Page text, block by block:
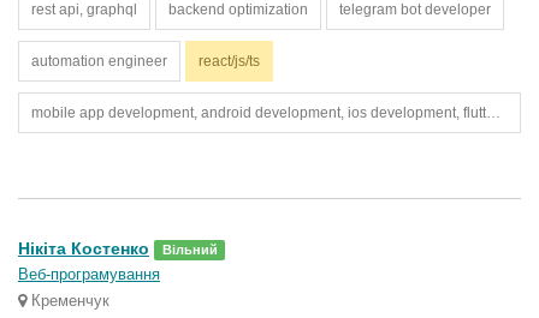
rest api, graphql backend optimization telegram bot developer
automation engineer react/js/ts
mobile app development, android development, ios development, flutter, react native, google maps api, map integration, geolocation, backend development, api integration, database development, real-time chat, push notifications, mobile ui/ux
Нікіта Костенко Вільний
Веб-програмування
Кременчук